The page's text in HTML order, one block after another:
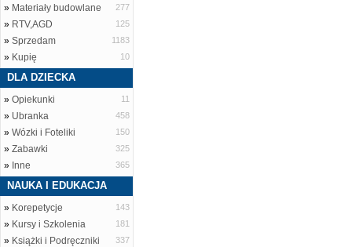
» Materiały budowlane 277
» RTV,AGD 125
» Sprzedam 1183
» Kupię 10
DLA DZIECKA
» Opiekunki 11
» Ubranka 458
» Wózki i Foteliki 150
» Zabawki 325
» Inne 365
NAUKA I EDUKACJA
» Korepetycje 143
» Kursy i Szkolenia 181
» Książki i Podręczniki 337